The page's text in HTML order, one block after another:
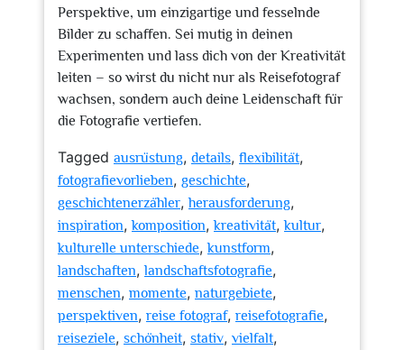
Perspektive, um einzigartige und fesselnde
Bilder zu schaffen. Sei mutig in deinen
Experimenten und lass dich von der Kreativität
leiten – so wirst du nicht nur als Reisefotograf
wachsen, sondern auch deine Leidenschaft für
die Fotografie vertiefen.
Tagged ausrüstung, details, flexibilität,
fotografievorlieben, geschichte,
geschichtenerzähler,herausforderung,
inspiration,komposition,kreativität,kultur,
kulturelle unterschiede,kunstform,
landschaften,landschaftsfotografie,
menschen, momente, naturgebiete,
perspektiven, reise fotograf, reisefotografie,
reiseziele, schönheit, stativ, vielfalt,